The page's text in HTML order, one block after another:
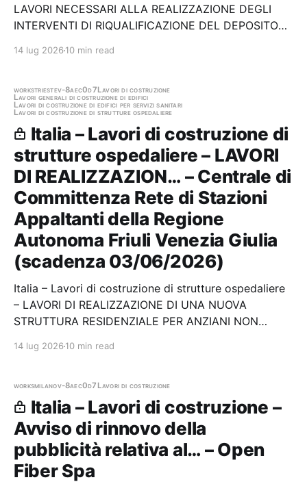
LAVORI NECESSARI ALLA REALIZZAZIONE DEGLI
INTERVENTI DI RIQUALIFICAZIONE DEL DEPOSITO
appaltante: Atac - Lavori e Affidamenti Scadenza
aggiudicazione
14 lug 2026 10 min read
workstriestev-8aec0d7Lavori di costruzione
Lavori generali di costruzione di edifici
Lavori di costruzione di edifici per servizi sanitari
Lavori di costruzione di strutture ospedaliere
Italia – Lavori di costruzione di
strutture ospedaliere – LAVORI
DI REALIZZAZION… – Centrale di
Committenza Rete di Stazioni
Appaltanti della Regione
Autonoma Friuli Venezia Giulia
(scadenza 03/06/2026)
Italia – Lavori di costruzione di strutture ospedaliere
– LAVORI DI REALIZZAZIONE DI UNA NUOVA
STRUTTURA RESIDENZIALE PER ANZIANI NON
LOTTO 1 Stazione appaltante: Centrale di
Regione Autonoma Friuli Venezia…
14 lug 2026 10 min read
worksmilanov-8aec0d7 Lavori di costruzione
Italia – Lavori di costruzione –
Avviso di rinnovo della
pubblicità relativa al… – Open
Fiber Spa